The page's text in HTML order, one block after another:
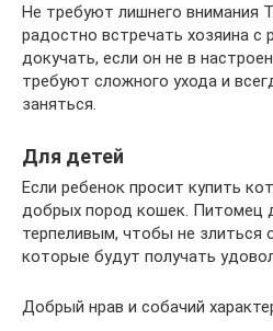
Не требуют лишнего внимания
радостно встречать хозяина с
докучать, если он не в
требуют сложного ухода и
заняться.
Для детей
Если ребенок просит купить
добрых пород кошек. Питомец
терпеливым, чтобы не злиться
которые будут получать
Добрый нрав и собачий